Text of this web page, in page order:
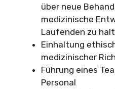
über neue
medizinische
Laufenden zu
Einhaltung
medizinischer
Führung eines
Personal